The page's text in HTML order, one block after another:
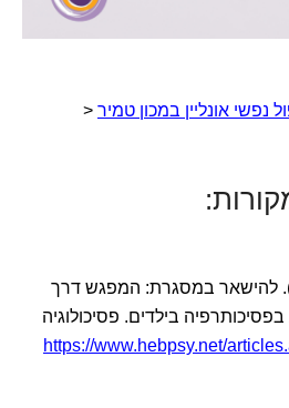
אונליין במכון טמיר <
אנגלהרד, ע. (2020). להישאר במסגרת: המפגש דרך
בילדים. פסיכולוגיה
https://www.hebpsy.net/